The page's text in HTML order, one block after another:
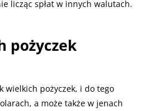
licząc spłat w innych walutach.
pożyczek
wielkich pożyczek, i do tego
a może także w jenach